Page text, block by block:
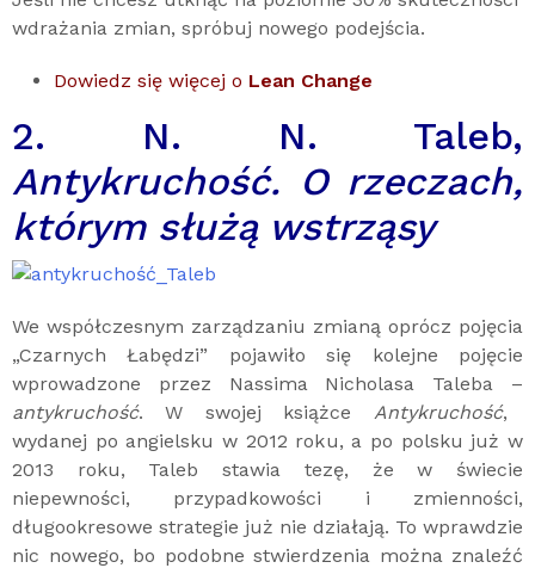
wdrażania zmian, spróbuj nowego podejścia.
Dowiedz się więcej o Lean Change
2. N. N. Taleb,
Antykruchość. O rzeczach,
którym służą wstrząsy
We współczesnym zarządzaniu zmianą oprócz pojęcia
„Czarnych Łabędzi” pojawiło się kolejne pojęcie
wprowadzone przez Nassima Nicholasa Taleba –
antykruchość. W swojej książce Antykruchość,
wydanej po angielsku w 2012 roku, a po polsku już w
2013 roku, Taleb stawia tezę, że w świecie
niepewności, przypadkowości i zmienności,
długookresowe strategie już nie działają. To wprawdzie
nic nowego, bo podobne stwierdzenia można znaleźć